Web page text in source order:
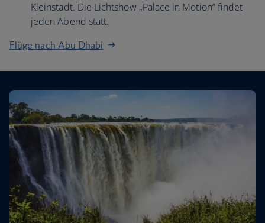
Kleinstadt. Die Lichtshow „Palace in Motion“ findet
jeden Abend statt.
Flüge nach Abu Dhabi